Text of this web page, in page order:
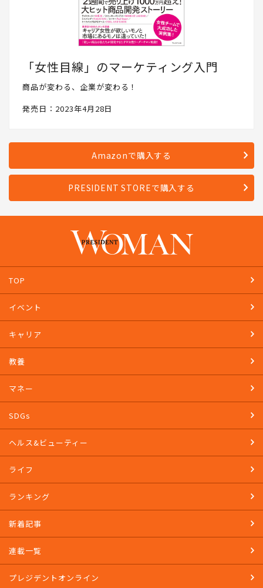
「女性目線」のマーケティング入門
商品が変わる、企業が変わる！
発売日：2023年4月28日
Amazonで購入する
PRESIDENT STOREで購入する
TOP
イベント
キャリア
教養
マネー
SDGs
ヘルス&ビューティー
ライフ
ランキング
新着記事
連載一覧
プレジデントオンライン